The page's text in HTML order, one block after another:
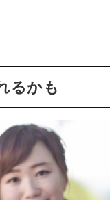
るかも